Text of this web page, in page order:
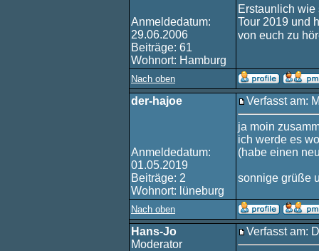
Anmeldedatum:
29.06.2006
Beiträge: 61
Wohnort: Hamburg
Erstaunlich wie
Tour 2019 und
von euch zu
Nach oben
der-hajoe
Anmeldedatum:
01.05.2019
Beiträge: 2
Wohnort: lüneburg
Verfasst am:
ja moin
ich werde es
(habe einen
sonnige grüße
Nach oben
Hans-Jo
Moderator
Verfasst am: